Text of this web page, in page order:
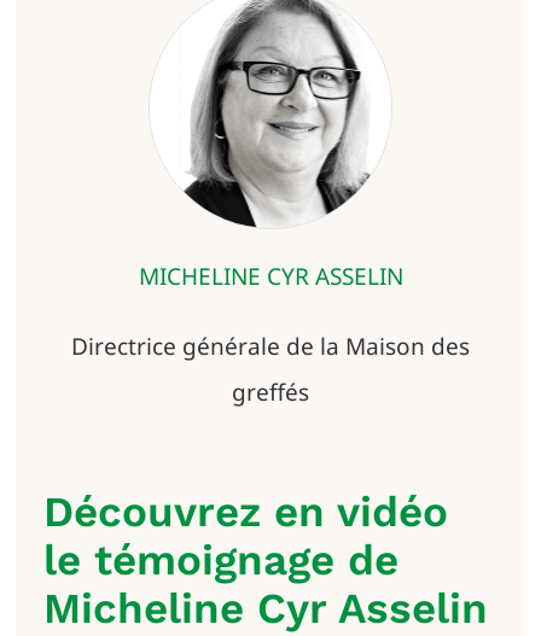
MICHELINE CYR ASSELIN
Directrice générale de la Maison des
greffés
Découvrez en vidéo
le témoignage de
Micheline Cyr Asselin